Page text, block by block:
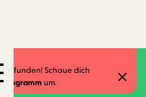
Schaue dich
um.